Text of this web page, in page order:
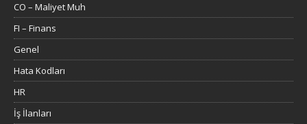
CO – Maliyet Muh
FI – Finans
Genel
Hata Kodları
HR
İş İlanları